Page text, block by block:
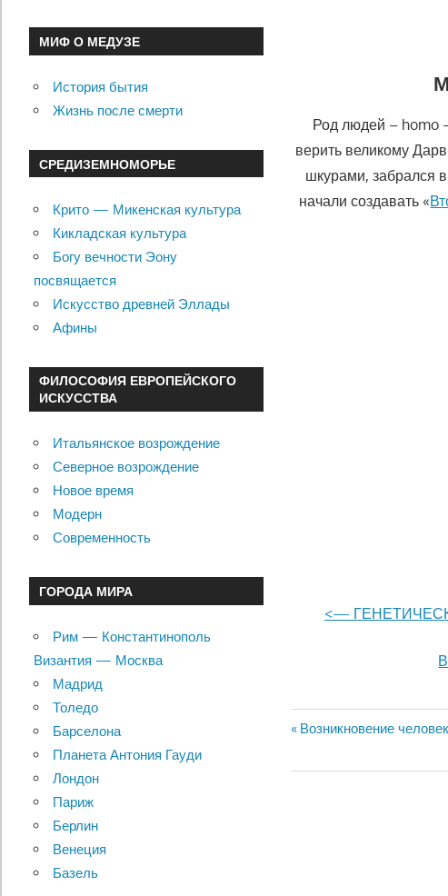
Род людей – homo
верить великому
шкурами, забрался
начали создавать «
<—
Previous
Возникновение
МИФ О МЕДУЗЕ
История бытия
Жизнь после смерти
СРЕДИЗЕМНОМОРЬЕ
Крито — Микенская культура
Кикладская культура
Богу вечности Эону
посвящается
Искусство древней Эллады
Афины
ФИЛОСОФИЯ ЕВРОПЕЙСКОГО
ИСКУССТВА
Итальянское возрождение
Северное возрождение
Новое время
Модерн
Современность
ГОРОДА МИРА
Рим — Константинополь
Византия — Москва
Мадрид
Толедо
Барселона
Планета Антония Гауди
Лондон
Париж
Берлин
Венеция
Базель